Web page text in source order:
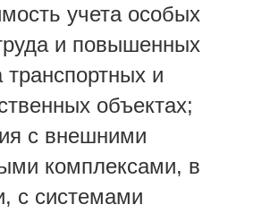
учета особых
и повышенных
транспортных и
объектах;
с внешними
комплексами, в
с системами